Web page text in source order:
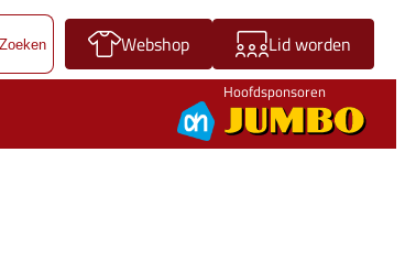
Webshop Lid worden
Hoofdsponsoren